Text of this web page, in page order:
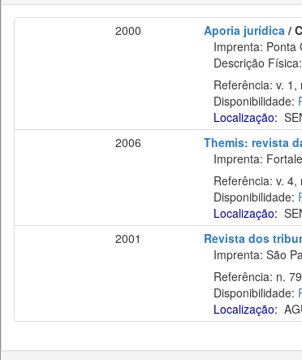
2000 Aporia jurídica /
Imprenta: Ponta
Descrição
Referência: v. 1,
Disponibilidade:
Localização:
2006
Themis: revista
Imprenta:
Referência: v. 4,
Disponibilidade:
Localização:
2001
Revista dos
Imprenta: São
Referência: n.
Disponibilidade:
Localização: